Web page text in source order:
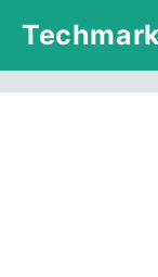
跳
主